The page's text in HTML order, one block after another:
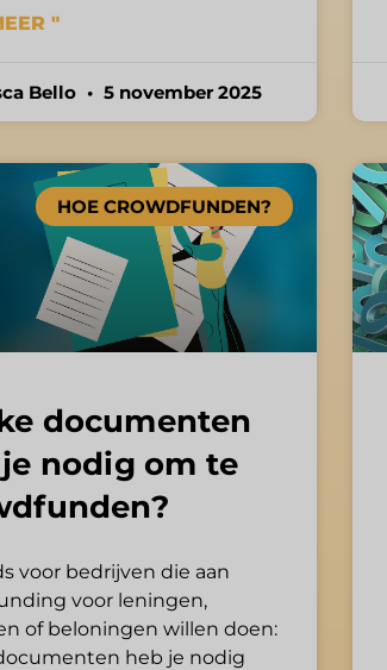
"
Bello 5 november 2025
HOE CROWDFUNDEN?
documenten
nodig om te
voor bedrijven die aan
voor leningen,
of beloningen willen doen:
heb je nodig